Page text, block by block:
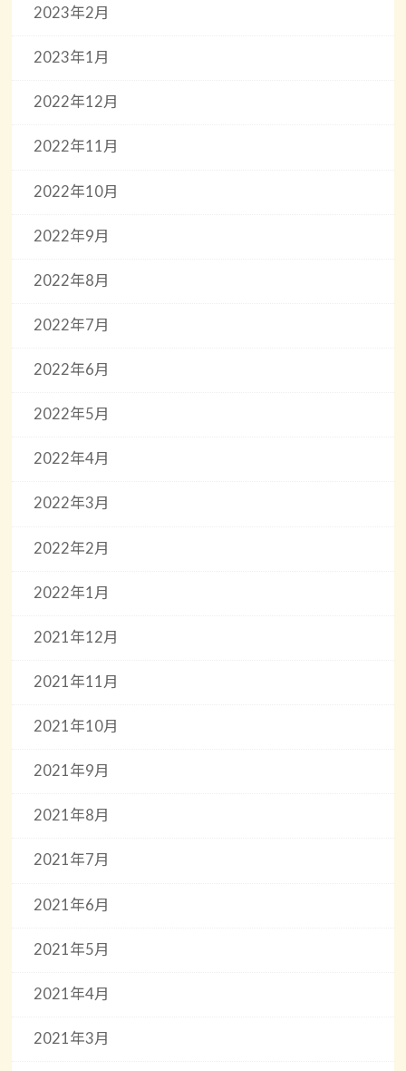
2023年2月
2023年1月
2022年12月
2022年11月
2022年10月
2022年9月
2022年8月
2022年7月
2022年6月
2022年5月
2022年4月
2022年3月
2022年2月
2022年1月
2021年12月
2021年11月
2021年10月
2021年9月
2021年8月
2021年7月
2021年6月
2021年5月
2021年4月
2021年3月